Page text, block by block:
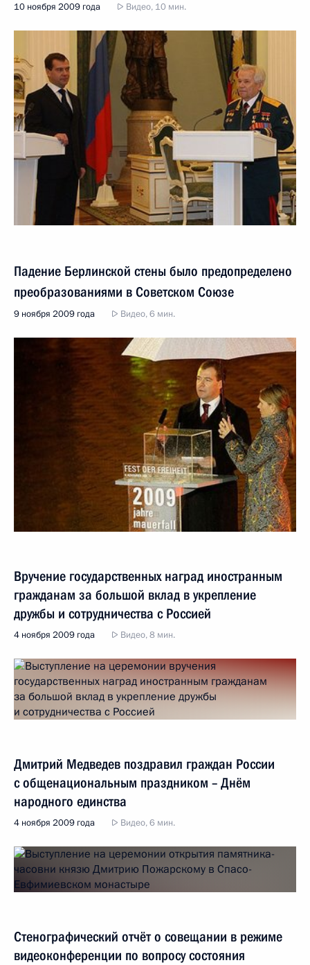
10 ноября 2009 года Видео, 10 мин.
Падение Берлинской стены было предопределено
преобразованиями в Советском Союзе
9 ноября 2009 года Видео, 6 мин.
Вручение государственных наград иностранным
гражданам за большой вклад в укрепление
дружбы и сотрудничества с Россией
4 ноября 2009 года Видео, 8 мин.
Дмитрий Медведев поздравил граждан России
с общенациональным праздником – Днём
народного единства
4 ноября 2009 года Видео, 6 мин.
Стенографический отчёт о совещании в режиме
видеоконференции по вопросу состояния